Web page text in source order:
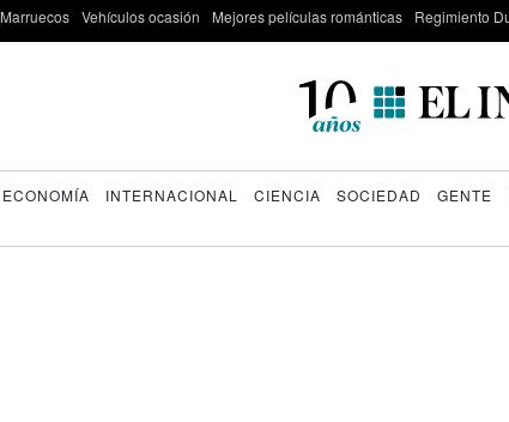
Marruecos Vehículos ocasión Mejores películas románticas Regimiento
ECONOMÍA INTERNACIONAL CIENCIA SOCIEDAD GENTE